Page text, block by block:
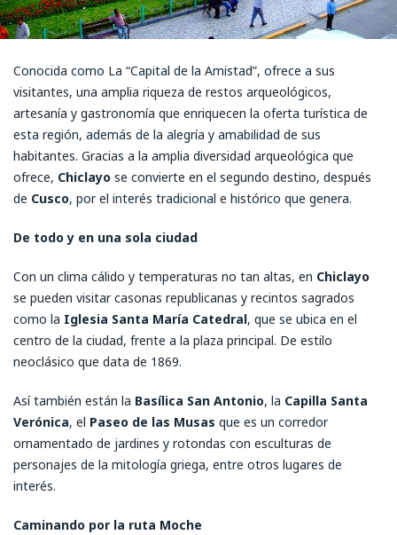
Conocida como La “Capital de la Amistad”, ofrece a sus
visitantes, una amplia riqueza de restos arqueológicos,
artesanía y gastronomía que enriquecen la oferta turística de
esta región, además de la alegría y amabilidad de sus
habitantes. Gracias a la amplia diversidad arqueológica que
ofrece, Chiclayo se convierte en el segundo destino, después
de Cusco, por el interés tradicional e histórico que genera.
De todo y en una sola ciudad
Con un clima cálido y temperaturas no tan altas, en Chiclayo
se pueden visitar casonas republicanas y recintos sagrados
como la Iglesia Santa María Catedral, que se ubica en el
centro de la ciudad, frente a la plaza principal. De estilo
neoclásico que data de 1869.
Así también están la Basílica San Antonio, la Capilla Santa
Verónica, el Paseo de las Musas que es un corredor
ornamentado de jardines y rotondas con esculturas de
personajes de la mitología griega, entre otros lugares de
interés.
Caminando por la ruta Moche